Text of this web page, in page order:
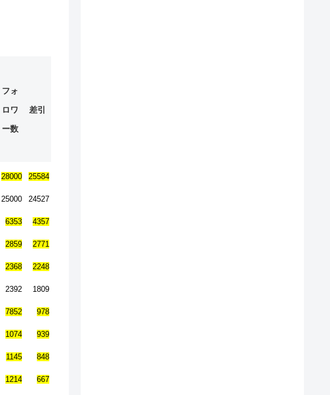
フォ
ロワ
ー数
差引
28000 25584
25000 24527
6353 4357
2859 2771
2368 2248
2392 1809
7852 978
1074 939
1145 848
1214 667